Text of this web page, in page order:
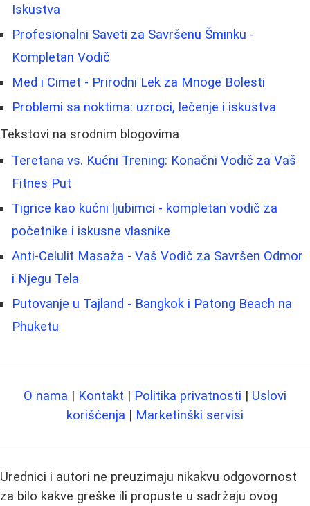
Iskustva
Profesionalni Saveti za Savršenu Šminku -
Kompletan Vodič
Med i Cimet - Prirodni Lek za Mnoge Bolesti
Problemi sa noktima: uzroci, lečenje i iskustva
Tekstovi na srodnim blogovima
Teretana vs. Kućni Trening: Konačni Vodič za Vaš
Fitnes Put
Tigrice kao kućni ljubimci - kompletan vodič za
početnike i iskusne vlasnike
Anti-Celulit Masaža - Vaš Vodič za Savršen Odmor
i Njegu Tela
Putovanje u Tajland - Bangkok i Patong Beach na
Phuketu
O nama | Kontakt | Politika privatnosti | Uslovi
korišćenja | Marketinški servisi
Urednici i autori ne preuzimaju nikakvu odgovornost
za bilo kakve greške ili propuste u sadržaju ovog